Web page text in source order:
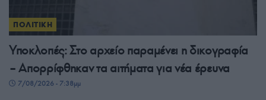
ΠΟΛΙΤΙΚΗ
Υποκλοπές: Στο αρχείο παραμένει η δικογραφία
– Απορρίφθηκαν τα αιτήματα για νέα έρευνα
7/08/2026 - 7:38μμ